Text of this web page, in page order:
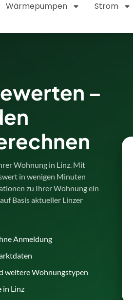
Wärmepumpen Strom
–
Wohnung in Linz. Mit
in wenigen Minuten
zu Ihrer Wohnung ein
Basis aktueller Linzer
Anmeldung
weitere Wohnungstypen
in Linz